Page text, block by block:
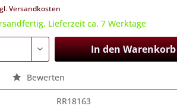
Versandkosten
Lieferzeit ca. 7 Werktage
In denWarenkorb
Bewerten
RR18163